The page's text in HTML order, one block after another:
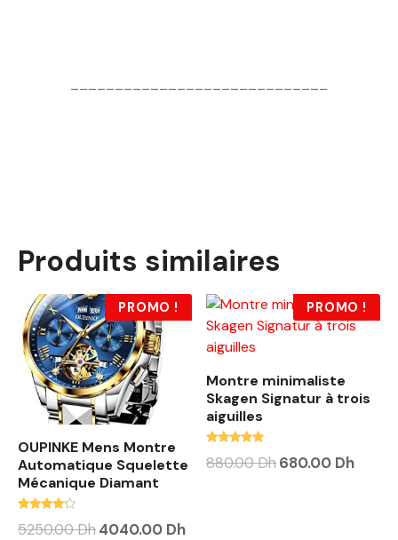
Produits similaires
PROMO !
OUPINKE Mens Montre
Automatique Squelette
Mécanique Diamant
4.00
5250.00Dh4040.00 Dh
PROMO !
Montre minimaliste
Skagen Signatur à trois
aiguilles
4.63
880.00Dh680.00 Dh